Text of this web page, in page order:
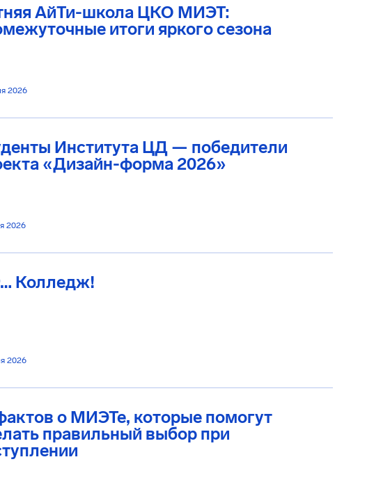
АйТи-школа ЦКО МИЭТ:
итоги яркого сезона
2026
Института ЦД — победители
«Дизайн-форма 2026»
2026
Колледж!
2026
о МИЭТе, которые помогут
правильный выбор при